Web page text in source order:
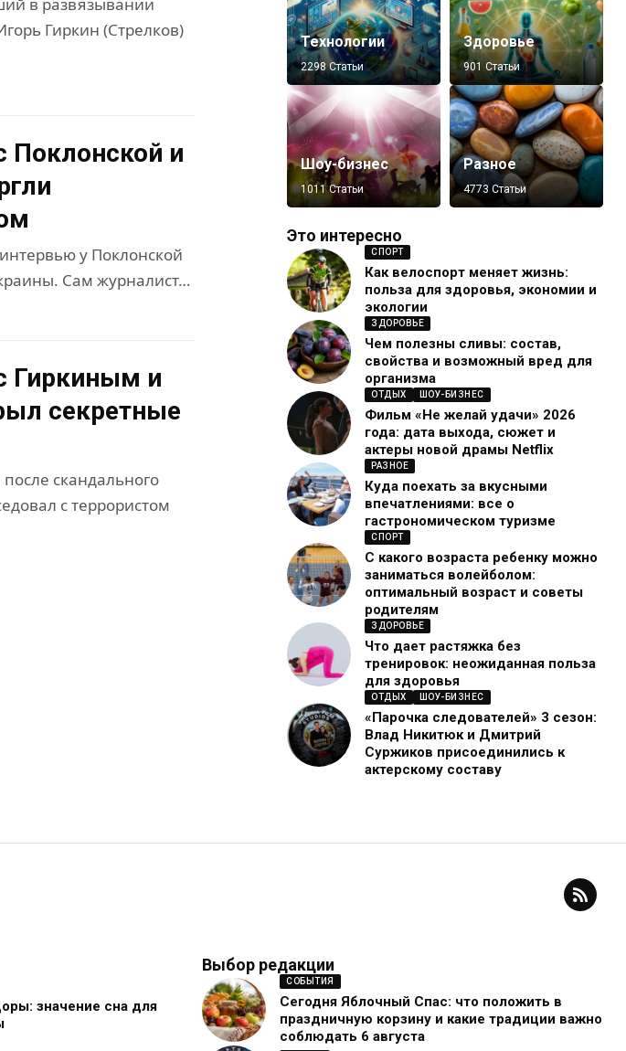
в развязывании
Гиркин (Стрелков)
Поклонской и
у Поклонской
Сам журналист…
Гиркиным и
секретные
скандального
с террористом
Технологии
2298 Статьи
Здоровье
901 Статьи
Шоу-бизнес
1011 Статьи
Разное
4773 Статьи
Это интересно
СПОРТ
Как велоспорт меняет жизнь:
польза для здоровья, экономии и
экологии
ЗДОРОВЬЕ
Чем полезны сливы: состав,
свойства и возможный вред для
организма
ОТДЫХ ШОУ-БИЗНЕС
Фильм «Не желай удачи» 2026
года: дата выхода, сюжет и
актеры новой драмы Netflix
РАЗНОЕ
Куда поехать за вкусными
впечатлениями: все о
гастрономическом туризме
СПОРТ
С какого возраста ребенку можно
заниматься волейболом:
оптимальный возраст и советы
родителям
ЗДОРОВЬЕ
Что дает растяжка без
тренировок: неожиданная польза
для здоровья
ОТДЫХ ШОУ-БИЗНЕС
«Парочка следователей» 3 сезон:
Влад Никитюк и Дмитрий
Суржиков присоединились к
актерскому составу
значение сна для
Выбор редакции
СОБЫТИЯ
Сегодня Яблочный Спас: что положить в
праздничную корзину и какие традиции важно
соблюдать 6 августа